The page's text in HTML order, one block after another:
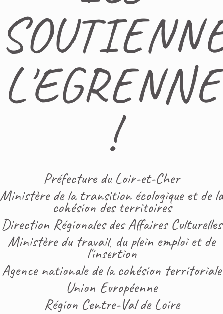
L'EGRENNE
!
Préfecture du Loir-et-Cher
Ministère de la transition écologique et de la
cohésion des territoires
Direction Régionales des Affaires Culturelles
Ministère du travail, du plein emploi et de
l'insertion
Agence nationale de la cohésion territoriale
Union Européenne
Région Centre-Val de Loire